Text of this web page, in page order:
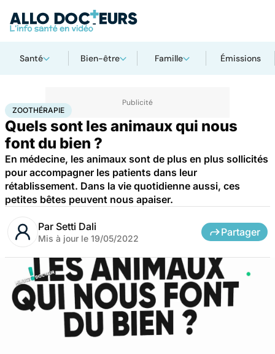
Santé Bien-être Famille Émissions
AccueilBien-être Animaux Zoothérapie
ZOOTHÉRAPIE
Quels sont les animaux qui nous
font du bien ?
En médecine, les animaux sont de plus en plus sollicités
pour accompagner les patients dans leur
rétablissement. Dans la vie quotidienne aussi, ces
petites bêtes peuvent nous apaiser.
Par Setti Dali
Mis à jour le 19/05/2022
Partager